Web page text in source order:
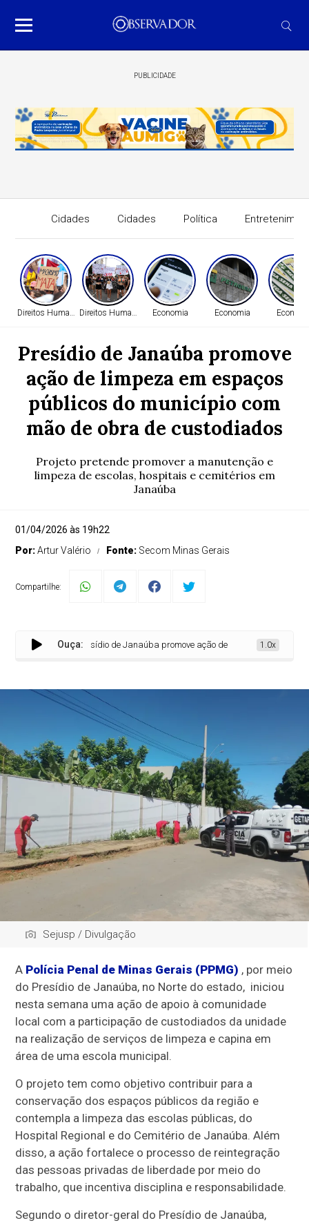
PUBLICIDADE
Cidades Cidades Política
Direitos HumanosDireitos Humanos Economia Economia
Presídio de Janaúba promove
ação de limpeza em espaços
públicos do município com
mão de obra de custodiados
Projeto pretende promover a manutenção e
limpeza de escolas, hospitais e cemitérios em
Janaúba
01/04/2026 às 19h22
Por:Artur Valério Fonte: Secom Minas Gerais
Compartilhe:
Ouça:
Presídio de Janaúba promove ação de limpeza em espaços
1.0x
Sejusp / Divulgação
A Polícia Penal de Minas Gerais (PPMG) , por meio
do Presídio de Janaúba, no Norte do estado, iniciou
nesta semana uma ação de apoio à comunidade
local com a participação de custodiados da unidade
na realização de serviços de limpeza e capina em
área de uma escola municipal.
O projeto tem como objetivo contribuir para a
conservação dos espaços públicos da região e
contempla a limpeza das escolas públicas, do
Hospital Regional e do Cemitério de Janaúba. Além
disso, a ação fortalece o processo de reintegração
das pessoas privadas de liberdade por meio do
trabalho, que incentiva disciplina e responsabilidade.
Segundo o diretor-geral do Presídio de Janaúba,